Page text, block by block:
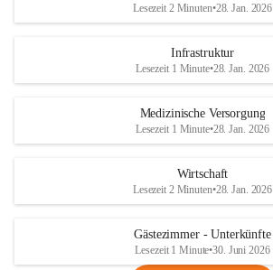
Lesezeit 2 Minuten•28. Jan. 2026
Infrastruktur
Lesezeit 1 Minute•28. Jan. 2026
Medizinische Versorgung
Lesezeit 1 Minute•28. Jan. 2026
Wirtschaft
Lesezeit 2 Minuten•28. Jan. 2026
Gästezimmer - Unterkünfte
Lesezeit 1 Minute•30. Juni 2026